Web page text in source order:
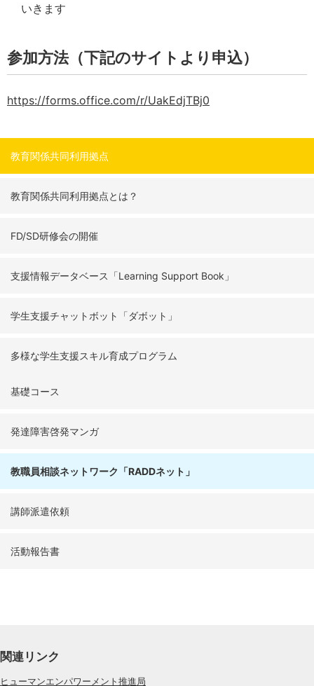
いきます
参加方法（下記のサイトより申込）
https://forms.office.com/r/UakEdjTBj0
教育関係共同利用拠点
教育関係共同利用拠点とは？
FD/SD研修会の開催
支援情報データベース「Learning Support Book」
学生支援チャットボット「ダボット」
多様な学生支援スキル育成プログラム
基礎コース
発達障害啓発マンガ
教職員相談ネットワーク「RADDネット」
講師派遣依頼
活動報告書
関連リンク
ヒューマンエンパワーメント推進局